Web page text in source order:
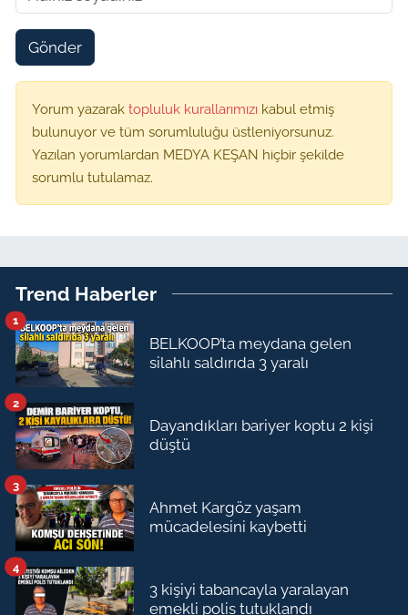
Gönder
Yorum yazarak topluluk kurallarımızı kabul etmiş
bulunuyor ve tüm sorumluluğu üstleniyorsunuz.
Yazılan yorumlardan MEDYA KEŞAN hiçbir şekilde
sorumlu tutulamaz.
Trend Haberler
BELKOOP’ta meydana gelen
silahlı saldırıda 3 yaralı
1
Dayandıkları bariyer koptu 2 kişi
düştü
2
Ahmet Kargöz yaşam
mücadelesini kaybetti
3
3 kişiyi tabancayla yaralayan
emekli polis tutuklandı
4